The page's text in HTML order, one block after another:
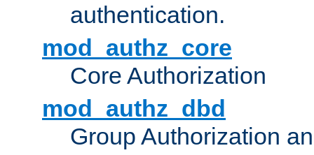
authentication.
mod_authz_core
Core Authorization
mod_authz_dbd
Group Authorization